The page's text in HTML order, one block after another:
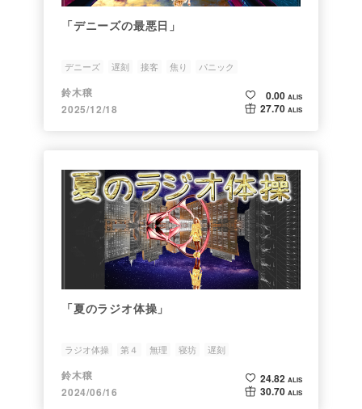
「デニーズの最悪日」
デニーズ 遅刻 接客 焦り パニック
鈴木穣
2025/12/18
0.00 ALIS
27.70 ALIS
「夏のラジオ体操」
ラジオ体操 第４ 無理 寝坊 遅刻
鈴木穣
2024/06/16
24.82 ALIS
30.70 ALIS